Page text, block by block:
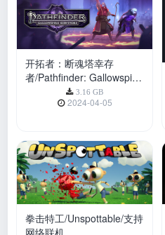
开拓者：断魂塔幸存
者/Pathfinder: Gallowspire
Survivors
3.16 GB
2024-04-05
拳击特工/Unspottable/支持
网络联机